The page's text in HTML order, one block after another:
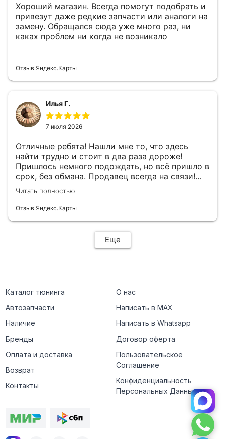
Хороший магазин. Всегда помогут подобрать и
привезут даже редкие запчасти или аналоги на
замену. Обращался сюда уже много раз, ни
каках проблем ни когда не возникало
Отзыв Яндекс.Карты
Илья Г.
7 июля 2026
Отличные ребята! Нашли мне то, что здесь
найти трудно и стоит в два раза дороже!
Пришлось немного подождать, но всё пришло в
срок, без обмана. Продавец всегда на связи!
Буду ещё обращаться! 👍
Читать полностью
Отзыв Яндекс.Карты
Еще
Каталог тюнинга
Автозапчасти
Наличие
Бренды
Оплата и доставка
Возврат
Контакты
О нас
Написать в MAX
Написать в Whatsapp
Договор оферта
Пользовательское
Соглашение
Конфиденциальность
Персональных Данных